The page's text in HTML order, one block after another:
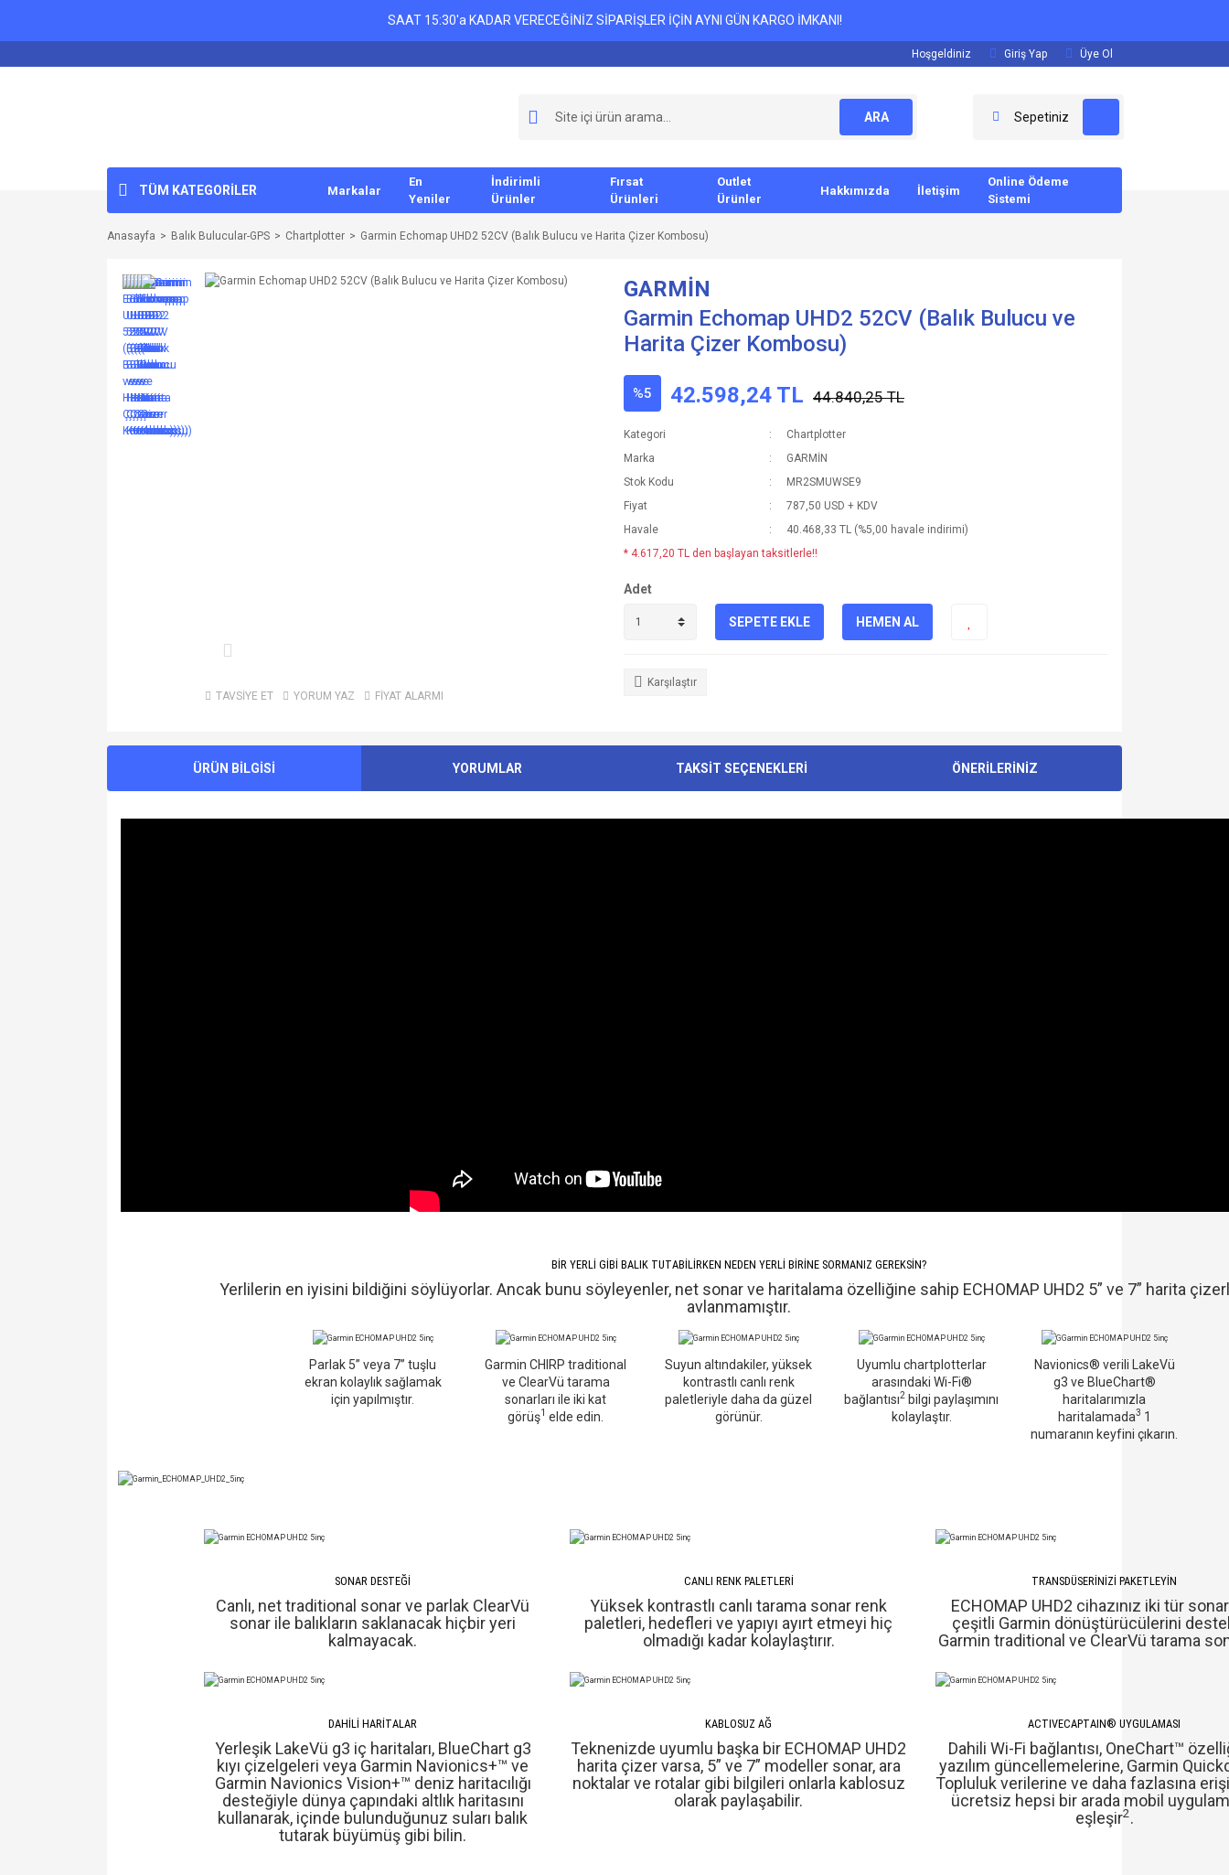
SAAT 15:30'a KADAR VERECEĞİNİZ SİPARİŞLER İÇİN AYNI GÜN KARGO İMKANI!
Hoşgeldiniz Giriş Yap Üye Ol
ARA Sepetiniz
TÜM KATEGORİLER Markalar
En
Yeniler
İndirimli
Ürünler
Fırsat
Ürünleri
Outlet
Ürünler
Hakkımızda İletişim
Online Ödeme
Sistemi
Anasayfa Balık Bulucular-GPS Chartplotter Garmin Echomap UHD2 52CV (Balık Bulucu ve Harita Çizer Kombosu)
TAVSİYE ET YORUM YAZ FİYAT ALARMI
GARMİN
Garmin Echomap UHD2 52CV (Balık Bulucu ve
Harita Çizer Kombosu)
%5 42.598,24 TL 44.840,25 TL
Kategori
Chartplotter
Marka
GARMİN
Stok Kodu
MR2SMUWSE9
Fiyat
787,50 USD + KDV
Havale
40.468,33 TL (%5,00 havale indirimi)
* 4.617,20 TL den başlayan taksitlerle!!
Adet
SEPETE EKLE HEMEN AL
Karşılaştır
ÜRÜN BİLGİSİ YORUMLAR TAKSİT SEÇENEKLERİ ÖNERİLERİNİZ
BİR YERLİ GİBİ BALIK TUTABİLİRKEN NEDEN YERLİ BİRİNE SORMANIZ GEREKSİN?
Yerlilerin en iyisini bildiğini söylüyorlar. Ancak bunu söyleyenler, net sonar ve haritalama özelliğine sahip ECHOMAP UHD2 5” ve 7” harita
avlanmamıştır.
Parlak 5” veya 7” tuşlu
ekran kolaylık sağlamak
için yapılmıştır.
Garmin CHIRP traditional
ve ClearVü tarama
sonarları ile iki kat
görüş1 elde edin.
Suyun altındakiler, yüksek
kontrastlı canlı renk
paletleriyle daha da güzel
görünür.
Uyumlu chartplotterlar
arasındaki Wi-Fi®
bağlantısı2 bilgi paylaşımını
kolaylaştır.
Navionics® verili LakeVü
g3 ve BlueChart®
haritalarımızla
haritalamada3 1
numaranın keyfini çıkarın.
SONAR DESTEĞİ
Canlı, net traditional sonar ve parlak ClearVü
sonar ile balıkların saklanacak hiçbir yeri
kalmayacak.
CANLI RENK PALETLERİ
Yüksek kontrastlı canlı tarama sonar renk
paletleri, hedefleri ve yapıyı ayırt etmeyi hiç
olmadığı kadar kolaylaştırır.
TRANSDÜSERİNİZİ PAKETLEYİN
ECHOMAP UHD2 cihazınız iki tür
çeşitli Garmin dönüştürücülerini
Garmin traditional ve ClearVü tarama
DAHİLİ HARİTALAR
Yerleşik LakeVü g3 iç haritaları, BlueChart g3
kıyı çizelgeleri veya Garmin Navionics+™ ve
Garmin Navionics Vision+™ deniz haritacılığı
desteğiyle dünya çapındaki altlık haritasını
kullanarak, içinde bulunduğunuz suları balık
tutarak büyümüş gibi bilin.
KABLOSUZ AĞ
Teknenizde uyumlu başka bir ECHOMAP UHD2
harita çizer varsa, 5” ve 7” modeller sonar, ara
noktalar ve rotalar gibi bilgileri onlarla kablosuz
olarak paylaşabilir.
ACTIVECAPTAIN® UYGULAMASI
Dahili Wi-Fi bağlantısı, OneChart™
yazılım güncellemelerine, Garmin
Topluluk verilerine ve daha fazlasına
ücretsiz hepsi bir arada mobil
eşleşir2.